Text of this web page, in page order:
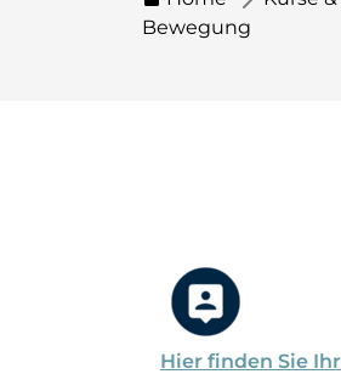
Bewegung
Hier finden Sie